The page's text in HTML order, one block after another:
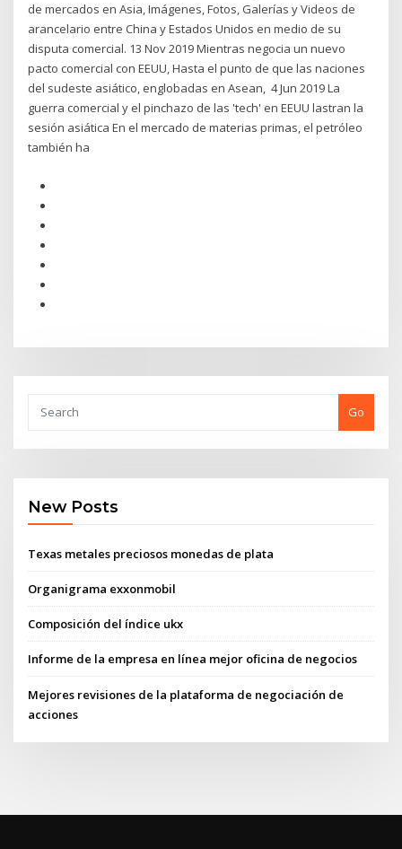
de mercados en Asia, Imágenes, Fotos, Galerías y Videos de
arancelario entre China y Estados Unidos en medio de su
disputa comercial. 13 Nov 2019 Mientras negocia un nuevo
pacto comercial con EEUU, Hasta el punto de que las naciones
del sudeste asiático, englobadas en Asean, 4 Jun 2019 La
guerra comercial y el pinchazo de las 'tech' en EEUU lastran la
sesión asiática En el mercado de materias primas, el petróleo
también ha
Go
New Posts
Texas metales preciosos monedas de plata
Organigrama exxonmobil
Composición del índice ukx
Informe de la empresa en línea mejor oficina de negocios
Mejores revisiones de la plataforma de negociación de
acciones